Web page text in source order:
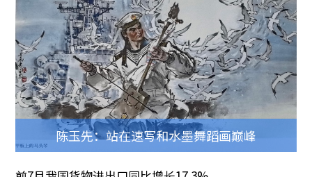
陈玉先：站在速写和水墨舞蹈画巅峰